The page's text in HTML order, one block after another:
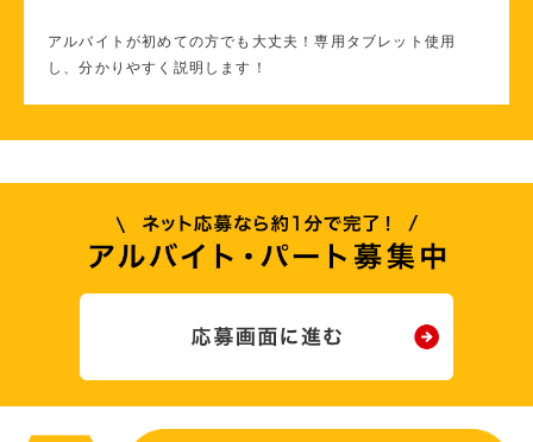
アルバイトが初めての方でも大丈夫！専用タブレット使用
し、分かりやすく説明します！